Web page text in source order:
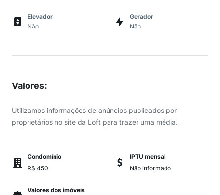
Elevador
Não
Gerador
Não
Valores:
Utilizamos informações de anúncios publicados por
proprietários no site da Loft para trazer uma média.
Condomínio
R$ 450
IPTU mensal
Não informado
Valores dos imóveis